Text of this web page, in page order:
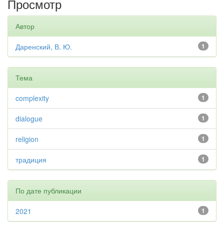
Просмотр
Автор
1
Даренский, В. Ю.
Тема
1
complexity
1
dialogue
1
religion
1
традиция
По дате публикации
1
2021